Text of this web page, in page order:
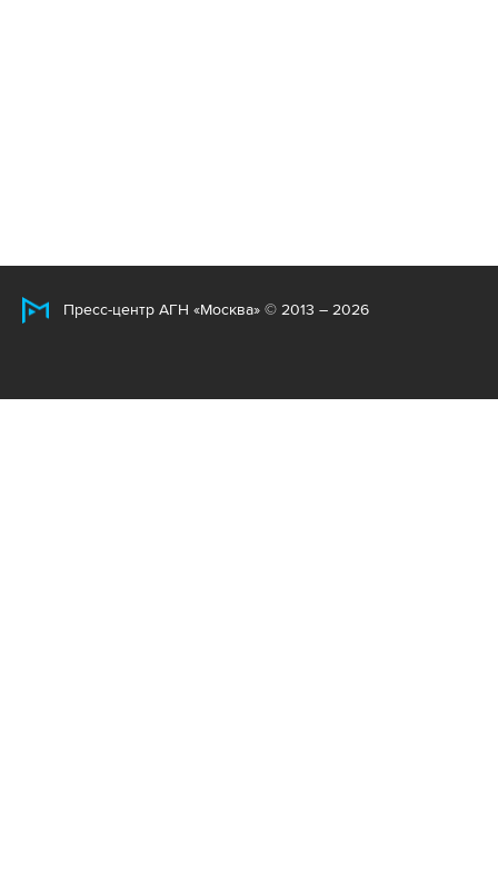
Пресс-центр АГН «Москва» © 2013 – 2026